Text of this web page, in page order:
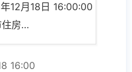
12月18日 16:00:00
名 称： 潜江市住房保障工作分局关于明确公租房维修工作流程的通知 （试行）
16:00